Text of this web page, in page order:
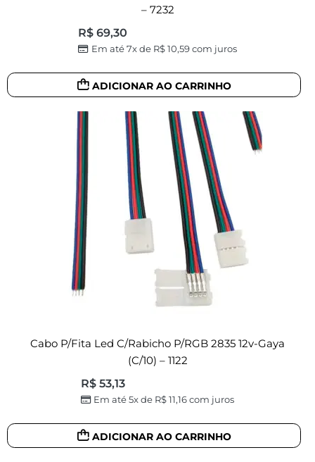
– 7232
R$ 69,30
Em até 7x de R$10,59com juros
ADICIONAR AO CARRINHO
Cabo P/fita Led C/rabicho P/RGB 2835 12v-Gaya
(c/10) – 1122
R$53,13
Em até 5x de R$11,16com juros
ADICIONAR AO CARRINHO